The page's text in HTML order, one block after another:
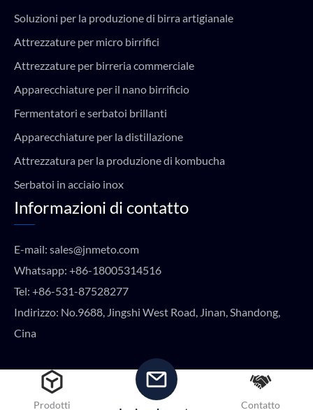
Soluzioni per la produzione di birra artigianale
Attrezzature per micro birrifici
Attrezzature per birreria commerciale
Apparecchiature per il nano birrificio
Fermentatori e serbatoi brillanti
Apparecchiature per la distillazione
Attrezzatura per la produzione di kombucha
Serbatoi in acciaio inox
Informazioni di contatto
E-mail: sales@jnmeto.com
Whatsapp: +86-18005314516
Tel: +86-531-87528277
Indirizzo: No.9688, Jingshi West Road, Jinan, Shandong,
Cina
Copyright © METO EQUIPMENT 2024 Tutti i diritti riservati.
Prodotti Contatto